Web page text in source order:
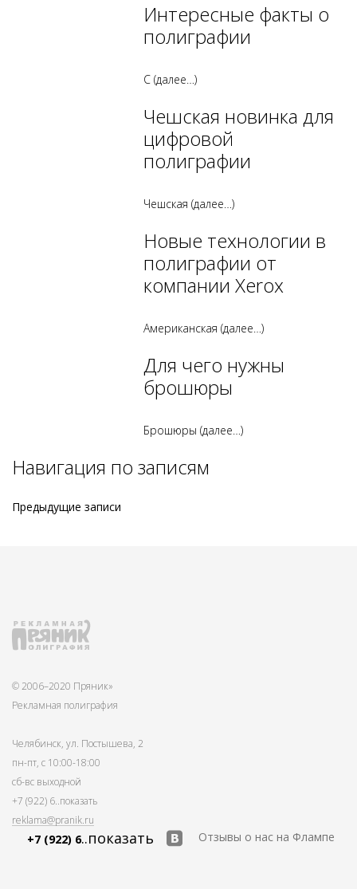
Интересные факты о
полиграфии
С (далее…)
Чешская новинка для
цифровой
полиграфии
Чешская (далее…)
Новые технологии в
полиграфии от
компании Xerox
Американская (далее…)
Для чего нужны
брошюры
Брошюры (далее…)
Навигация по записям
Предыдущие записи
© 2006–2020 Пряник»
Рекламная полиграфия
Челябинск, ул. Постышева, 2
пн-пт, с 10:00-18:00
сб-вс выходной
+7 (922) 6..показать
reklama@pranik.ru
+7 (922) 6..показать Отзывы о нас на Флампе